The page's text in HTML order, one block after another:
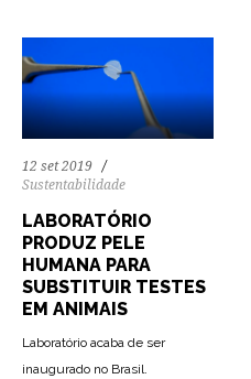
12 set 2019
Sustentabilidade
LABORATÓRIO
PRODUZ PELE
HUMANA PARA
SUBSTITUIR TESTES
EM ANIMAIS
Laboratório acaba de ser
inaugurado no Brasil.